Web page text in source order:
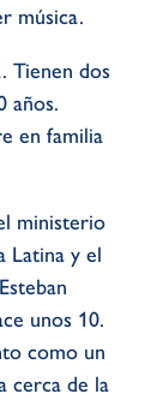
música.
Tienen dos
años.
en familia
ministerio
Latina y el
unos 10.
como un
cerca de la